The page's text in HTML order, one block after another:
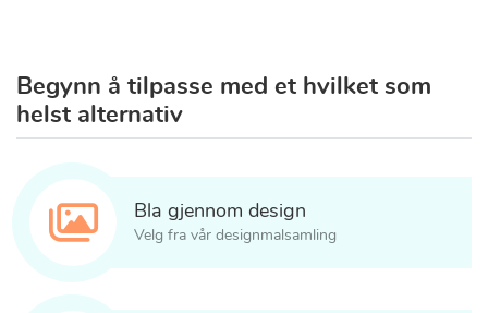
Begynn å tilpasse med et hvilket som
helst alternativ
Bla gjennom design
Velg fra vår designmalsamling